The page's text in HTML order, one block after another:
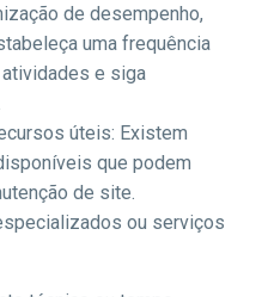
de desempenho,
uma frequência
e siga
úteis: Existem
que podem
de site.
ou serviços